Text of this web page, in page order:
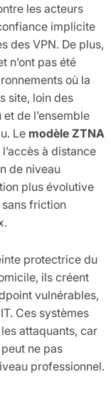
les acteurs
implicite
des VPN. De plus,
n’ont pas été
où la
site, loin des
de l’ensemble
Le modèle ZTNA
à distance
de niveau
plus évolutive
friction
protectrice du
ils créent
vulnérables,
Ces systèmes
attaquants, car
ne pas
professionnel.